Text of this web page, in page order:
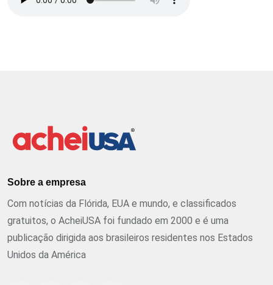
Sobre a empresa
Com notícias da Flórida, EUA e mundo, e classificados
gratuitos, o AcheiUSA foi fundado em 2000 e é uma
publicação dirigida aos brasileiros residentes nos Estados
Unidos da América